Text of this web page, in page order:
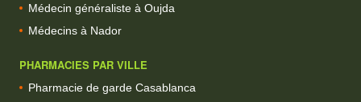
Médecin généraliste à Oujda
Médecins à Nador
PHARMACIES PAR VILLE
Pharmacie de garde Casablanca